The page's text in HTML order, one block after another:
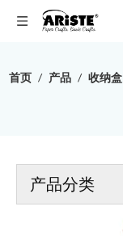
首页 / 产品 / 收纳盒
产品分类